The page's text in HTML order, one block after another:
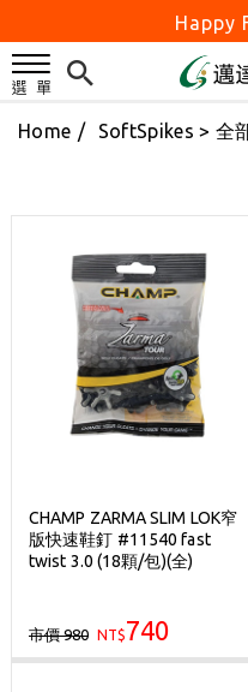
Happy
父親
7月份 門市免
防詐騙! 勿信
歡迎體驗公益店
刷台新卡滿
Golf
消費滿
Happy
父親
2026邁達
防詐騙! 勿信
歡迎體驗公益店
Golf
Home / SoftSpikes > 全
CHAMP ZARMA SLIM LOK窄
版快速鞋釘 #11540 fast
twist 3.0 (18顆/包)(全)
市價 980 NT$740